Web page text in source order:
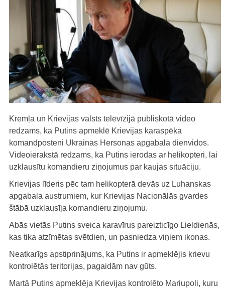
Kremļa un Krievijas valsts televīzijā publiskotā video
redzams, ka Putins apmeklē Krievijas karaspēka
komandposteni Ukrainas Hersonas apgabala dienvidos.
Videoierakstā redzams, ka Putins ierodas ar helikopteri, lai
uzklausītu komandieru ziņojumus par kaujas situāciju.
Krievijas līderis pēc tam helikopterā devās uz Luhanskas
apgabala austrumiem, kur Krievijas Nacionālās gvardes
štābā uzklausīja komandieru ziņojumu.
Abās vietās Putins sveica karavīrus pareizticīgo Lieldienās,
kas tika atzīmētas svētdien, un pasniedza viņiem ikonas.
Neatkarīgs apstiprinājums, ka Putins ir apmeklējis krievu
kontrolētās teritorijas, pagaidām nav gūts.
Martā Putins apmeklēja Krievijas kontrolēto Mariupoli, kuru